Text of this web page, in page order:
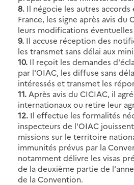
8. Il négocie les autres
France, les signe après avis du
leurs modifications
9. Il accuse réception des
les transmet sans délai aux
10. Il reçoit les demandes
par l'OIAC, les diffuse sans
intéressés et transmet les
11. Après avis du CICIAC, il
internationaux ou retire leur
12. Il effectue les formalités
inspecteurs de l'OIAC
missions sur le territoire
immunités prévus par la
notamment délivre les visas
de la deuxième partie de
de la Convention.